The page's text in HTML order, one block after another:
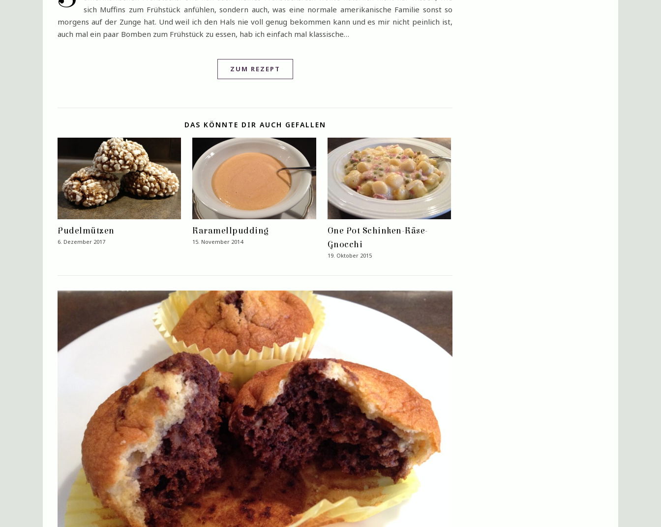
sich Muffins zum Frühstück anfühlen, sondern auch, was eine normale amerikanische Familie sonst so
morgens auf der Zunge hat. Und weil ich den Hals nie voll genug bekommen kann und es mir nicht peinlich ist,
auch mal ein paar Bomben zum Frühstück zu essen, hab ich einfach mal klassische…
ZUM REZEPT
DAS KÖNNTE DIR AUCH GEFALLEN
Pudelmützen
6. Dezember 2017
Karamellpudding
15. November 2014
One Pot Schinken-Käse-
Gnocchi
19. Oktober 2015